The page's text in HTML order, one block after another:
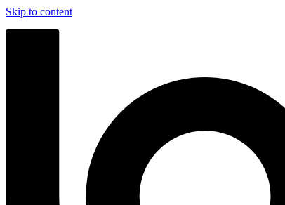
Skip to content